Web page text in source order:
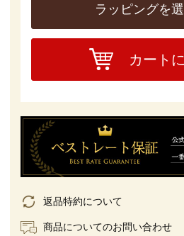
ラッピングを
カート
返品特約について
商品についてのお問い合わせ